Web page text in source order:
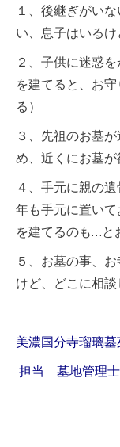
１、後継ぎがい
い、息子はいるけ
２、子供に迷惑
を建てると、お
る）
３、先祖のお墓
め、近くにお墓が
４、手元に親の
年も手元に置い
を建てるのも…と
５、お墓の事、
けど、どこに相談
美濃国分寺瑠璃
担当 墓地管理